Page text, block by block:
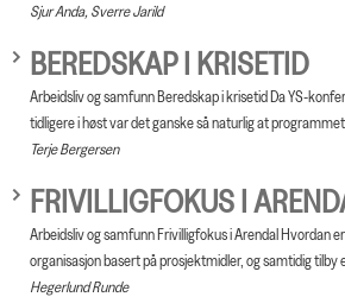
Sjur Anda, Sverre Jarild
BEREDSKAP I KRISETID
Arbeidsliv og samfunn Beredskap i krisetid Da YS-
tidligere i høst var det ganske så naturlig at
Terje Bergersen
FRIVILLIGFOKUS I
Arbeidsliv og samfunn Frivilligfokus i Arendal Hvordan
organisasjon basert på prosjektmidler, og samtidig tilby
Hegerlund Runde